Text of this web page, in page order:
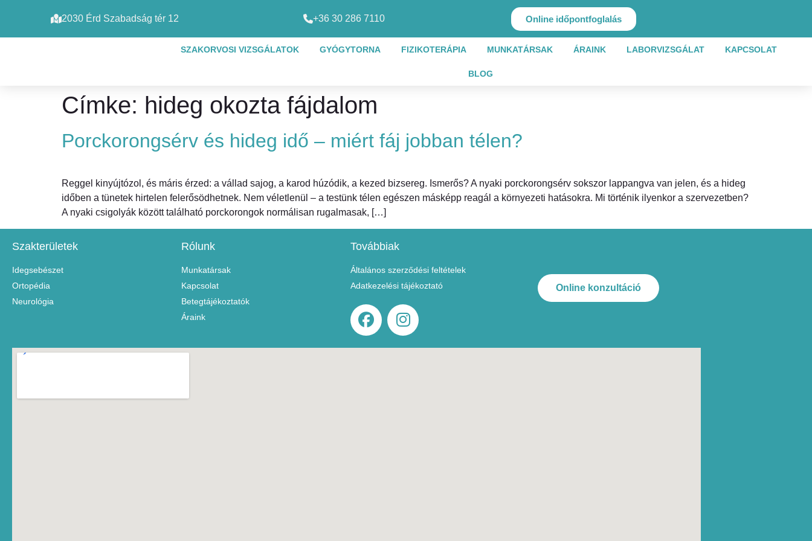
2030 Érd Szabadság tér 12 +36 30 286 7110 Online időpontfoglalás
SZAKORVOSI VIZSGÁLATOK GYÓGYTORNA FIZIKOTERÁPIA MUNKATÁRSAK ÁRAINK LABORVIZSGÁLAT KAPCSOLAT
BLOG
Címke: hideg okozta fájdalom
Porckorongsérv és hideg idő – miért fáj jobban télen?
Reggel kinyújtózol, és máris érzed: a vállad sajog, a karod húzódik, a kezed bizsereg. Ismerős? A nyaki porckorongsérv sokszor lappangva van jelen, és a hideg
időben a tünetek hirtelen felerősödhetnek. Nem véletlenül – a testünk télen egészen másképp reagál a környezeti hatásokra. Mi történik ilyenkor a szervezetben?
A nyaki csigolyák között található porckorongok normálisan rugalmasak, […]
Szakterületek
Idegsebészet
Ortopédia
Neurológia
Rólunk
Munkatársak
Kapcsolat
Betegtájékoztatók
Áraink
Továbbiak
Általános szerződési feltételek
Adatkezelési tájékoztató
Online konzultáció